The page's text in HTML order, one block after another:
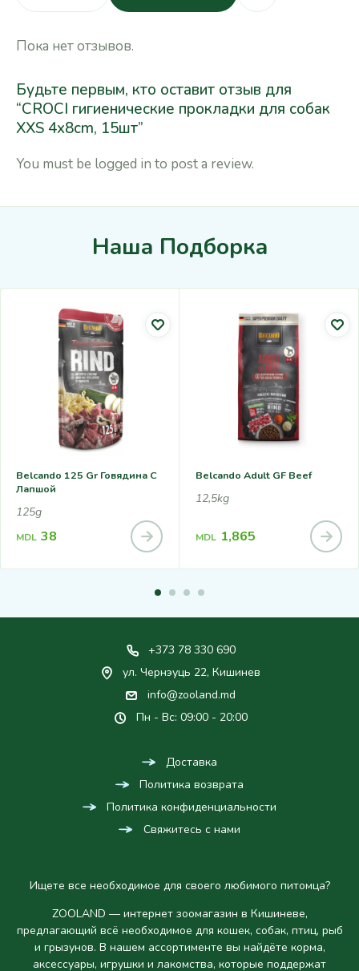
Пока нет отзывов.
Будьте первым, кто оставит отзыв для
“CROCI гигиенические прокладки для собак
XXS 4x8cm, 15шт”
You must be logged in to post a review.
Наша Подборка
Belcando 125 Gr Говядина С
Лапшой
125g
MDL 38
Belcando Adult GF Beef
12,5kg
MDL 1,865
+373 78 330 690
ул. Чернэуць 22, Кишинев
info@zooland.md
Пн - Вс: 09:00 - 20:00
Доставка
Политика возврата
Политика конфиденциальности
Свяжитесь с нами
Ищете все необходимое для своего любимого питомца?
ZOOLAND — интернет зоомагазин в Кишиневе,
предлагающий всё необходимое для кошек, собак, птиц, рыб
и грызунов. В нашем ассортименте вы найдёте корма,
аксессуары, игрушки и лакомства, которые поддержат